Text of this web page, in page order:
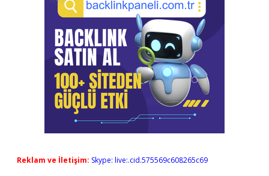
Reklam ve İletişim: Skype: live:.cid.575569c608265c69